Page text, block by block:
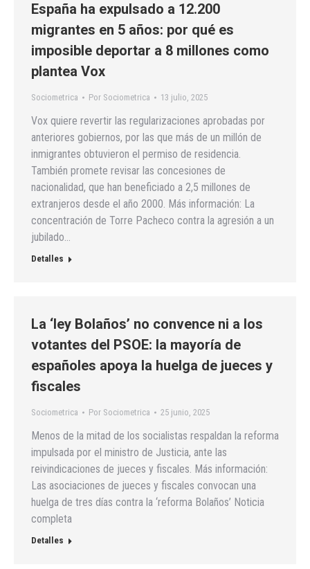
España ha expulsado a 12.200
migrantes en 5 años: por qué es
imposible deportar a 8 millones como
plantea Vox
Sociometrica Por Sociometrica 13 julio, 2025
Vox quiere revertir las regularizaciones aprobadas por
anteriores gobiernos, por las que más de un millón de
inmigrantes obtuvieron el permiso de residencia.
También promete revisar las concesiones de
nacionalidad, que han beneficiado a 2,5 millones de
extranjeros desde el año 2000. Más información: La
concentración de Torre Pacheco contra la agresión a un
jubilado…
Detalles
La ‘ley Bolaños’ no convence ni a los
votantes del PSOE: la mayoría de
españoles apoya la huelga de jueces y
fiscales
Sociometrica Por Sociometrica 25 junio, 2025
Menos de la mitad de los socialistas respaldan la reforma
impulsada por el ministro de Justicia, ante las
reivindicaciones de jueces y fiscales. Más información:
Las asociaciones de jueces y fiscales convocan una
huelga de tres días contra la ‘reforma Bolaños’ Noticia
completa
Detalles